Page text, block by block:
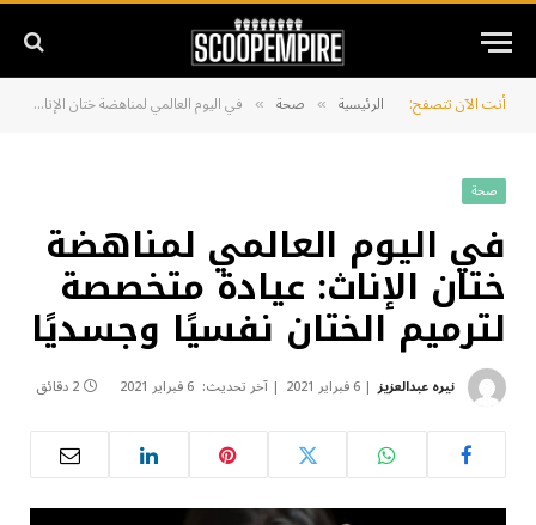
أنت الآن تتصفح: الرئيسية » صحة » في اليوم العالمي لمناهضة ختان الإناث: عيادة متخصصة لترميم الختان نفسيًا وجسديًا
صحة
في اليوم العالمي لمناهضة
ختان الإناث: عيادة متخصصة
لترميم الختان نفسيًا وجسديًا
نيره عبدالعزيز 6 فبراير 2021 آخر تحديث: 6 فبراير 2021 2 دقائق